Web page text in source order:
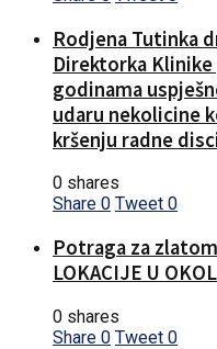
Rodjena Tutinka
Direktorka Klinike
godinama
udaru nekolicine
kršenju radne
0 shares
Share 0 Tweet 0
Potraga za
LOKACIJE U
0 shares
Share 0 Tweet 0